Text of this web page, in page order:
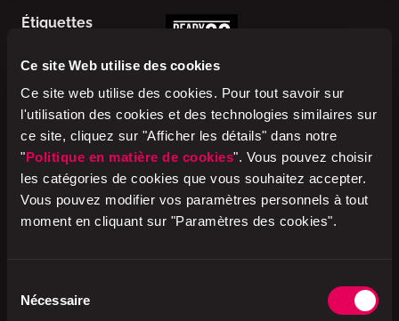
Ce site Web utilise des cookies
Ce site web utilise des cookies. Pour tout savoir sur
l'utilisation des cookies et des technologies similaires sur
ce site, cliquez sur "Afficher les détails" dans notre
"Politique en matière de cookies". Vous pouvez choisir
les catégories de cookies que vous souhaitez accepter.
Vous pouvez modifier vos paramètres personnels à tout
moment en cliquant sur "Paramètres des cookies".
Nécessaire
Étiquettes
Ingrédients
Produit de viande cuit 76%
(bœuf CH 73%, eau, chapelure
(FARINE DE BLÉ, sel de table,
levure), PROTÉINES DE LAIT, sel
de table, maltodextrine,
LACTOSE, assaisonnement,
légumes secs, arôme, épices,
sirop de glucose, dextrose,
de tomates concentrée, huile de
tournesol, sel de table, sucre,